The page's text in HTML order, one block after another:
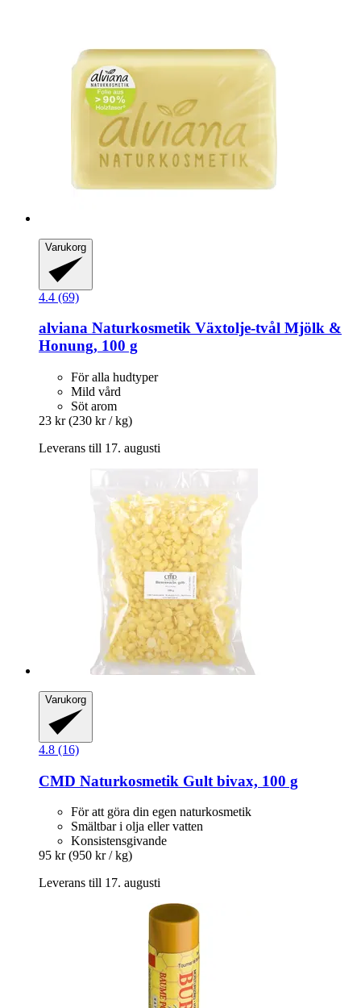
Varukorg
4.4 (69)
alviana Naturkosmetik Växtolje-​tvål Mjölk &
Honung, 100 g
För alla hudtyper
Mild vård
Söt arom
23 kr (230 kr / kg)
Leverans till 17. augusti
Varukorg
4.8 (16)
CMD Naturkosmetik Gult bivax, 100 g
För att göra din egen naturkosmetik
Smältbar i olja eller vatten
Konsistensgivande
95 kr (950 kr / kg)
Leverans till 17. augusti